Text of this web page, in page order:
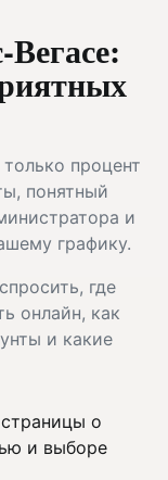
процент
понятный
и
графику.
где
онлайн, как
и какие